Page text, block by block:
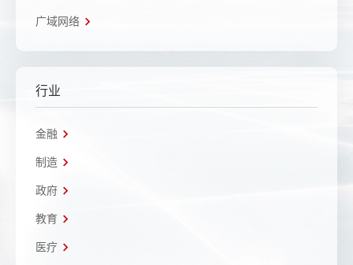
广域网络
行业
金融
制造
政府
教育
医疗